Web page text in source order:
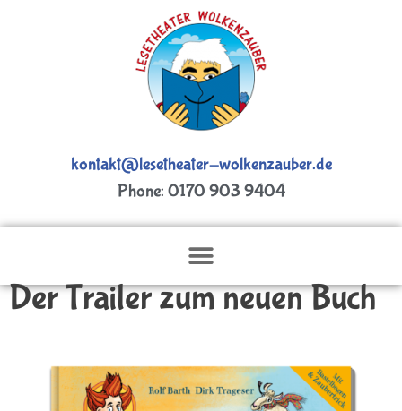
kontakt@lesetheater-wolkenzauber.de
Phone: 0170 903 9404
Der Trailer zum neuen Buch